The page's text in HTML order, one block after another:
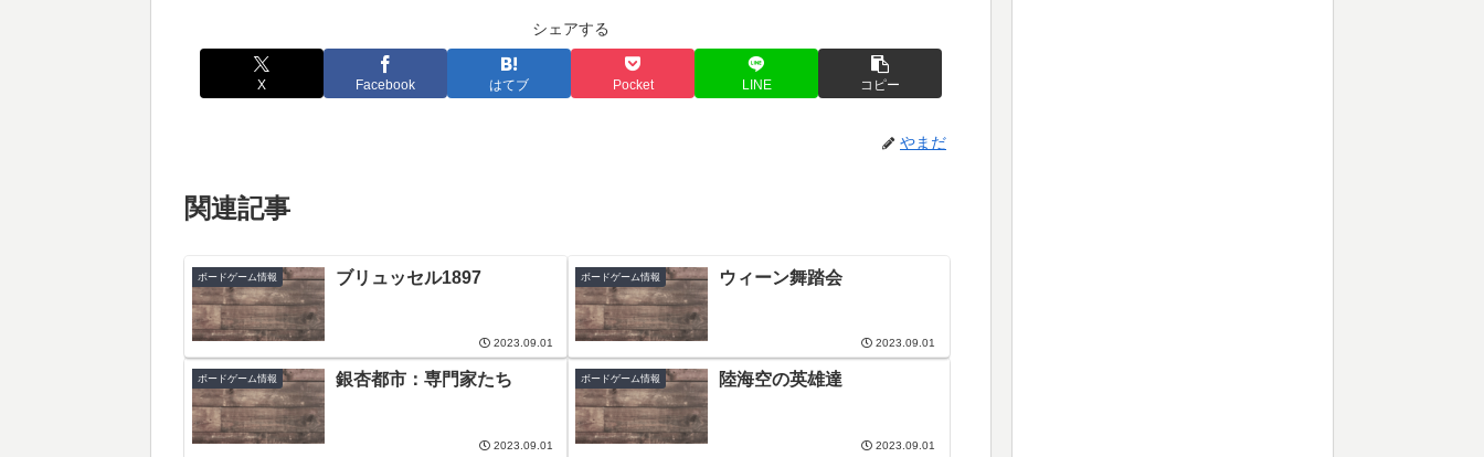
シェアする
X Facebook はてブ Pocket LINE コピー
やまだ
関連記事
ボードゲーム情報 ブリュッセル1897
2023.09.01
ボードゲーム情報 ウィーン舞踏会
2023.09.01
ボードゲーム情報 銀杏都市：専門家たち
2023.09.01
ボードゲーム情報 陸海空の英雄達
2023.09.01